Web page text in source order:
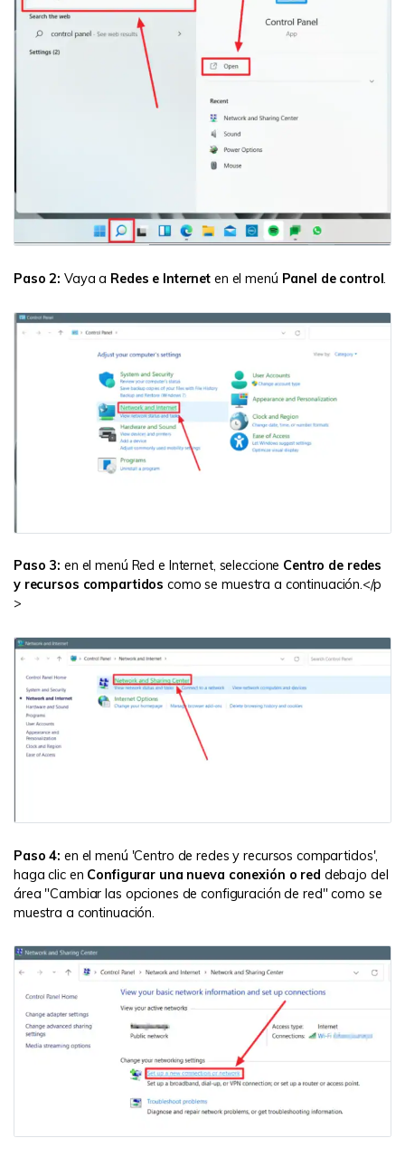
Paso 2: Vaya a Redes e Internet en el menú Panel de control.
Paso 3: en el menú Red e Internet, seleccione Centro de redes
y recursos compartidos como se muestra a continuación.</p
>
Paso 4: en el menú 'Centro de redes y recursos compartidos',
haga clic en Configurar una nueva conexión o red debajo del
área "Cambiar las opciones de configuración de red" como se
muestra a continuación.